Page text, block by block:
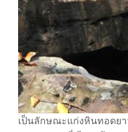
เป็นลักษณะแก่งหินทอดย